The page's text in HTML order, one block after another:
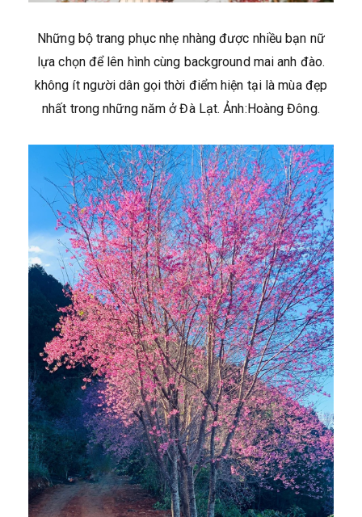
Những bộ trang phục nhẹ nhàng được nhiều bạn nữ
lựa chọn để lên hình cùng background mai anh đào.
không ít người dân gọi thời điểm hiện tại là mùa đẹp
nhất trong những năm ở Đà Lạt. Ảnh:Hoàng Đông.